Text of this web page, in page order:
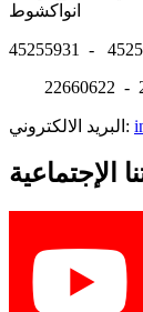
22660622 -
البريد الالكتروني:
الإجتماعية